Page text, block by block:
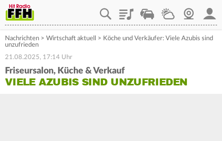
PlaylistStaupilotWetterWebcam
Nachrichten > Wirtschaft aktuell > Köche und Verkäufer: Viele Azubis sind
unzufrieden
21.08.2025, 17:14 Uhr
Friseursalon, Küche & Verkauf
VIELE AZUBIS SIND UNZUFRIEDEN